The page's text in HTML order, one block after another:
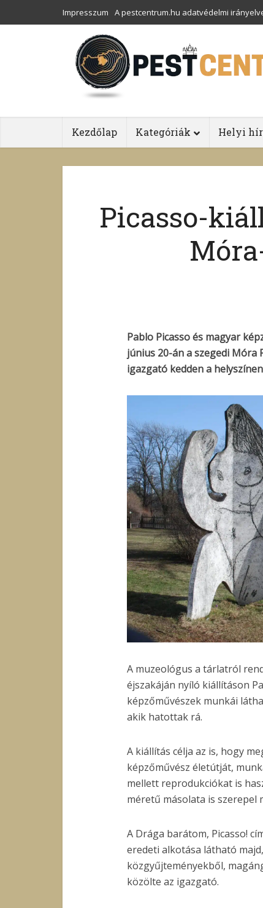
Impresszum A pestcentrum.hu adatvédelmi
Kezdőlap Kategóriák Helyi
Picasso-
Pablo Picasso és magyar
június 20-án a szegedi Móra
igazgató kedden a
A muzeológus a tárlatról
éjszakáján nyíló kiállításon
képzőművészek munkái
akik hatottak rá.
A kiállítás célja az is, hogy
képzőművész életútját,
mellett reprodukciókat is
méretű másolata is szerepel
A Drága barátom, Picasso!
eredeti alkotása látható
közgyűjteményekből,
közölte az igazgató.